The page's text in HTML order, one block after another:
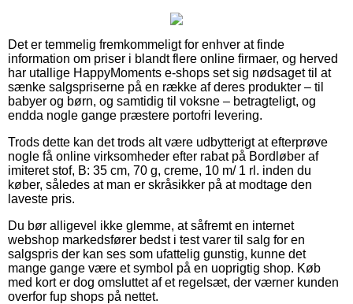
Det er temmelig fremkommeligt for enhver at finde
information om priser i blandt flere online firmaer, og herved
har utallige HappyMoments e-shops set sig nødsaget til at
sænke salgspriserne på en række af deres produkter – til
babyer og børn, og samtidig til voksne – betragteligt, og
endda nogle gange præstere portofri levering.
Trods dette kan det trods alt være udbytterigt at efterprøve
nogle få online virksomheder efter rabat på Bordløber af
imiteret stof, B: 35 cm, 70 g, creme, 10 m/ 1 rl. inden du
køber, således at man er skråsikker på at modtage den
laveste pris.
Du bør alligevel ikke glemme, at såfremt en internet
webshop markedsfører bedst i test varer til salg for en
salgspris der kan ses som ufattelig gunstig, kunne det
mange gange være et symbol på en uoprigtig shop. Køb
med kort er dog omsluttet af et regelsæt, der værner kunden
overfor fup shops på nettet.